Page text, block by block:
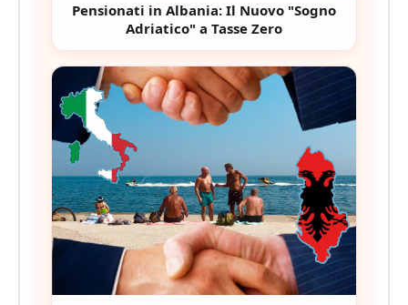
Pensionati in Albania: Il Nuovo "Sogno
Adriatico" a Tasse Zero